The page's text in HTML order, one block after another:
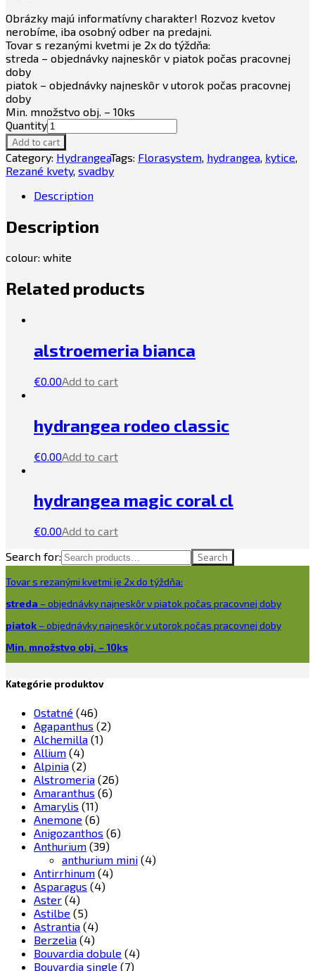
Obrázky majú informatívny charakter! Rozvoz kvetov
nerobíme, iba osobný odber na predajni.
Tovar s rezanými kvetmi je 2x do týždňa:
streda – objednávky najneskôr v piatok počas pracovnej
doby
piatok – objednávky najneskôr v utorok počas pracovnej
doby
Min. množstvo obj. – 10ks
Quantity
Add to cart
Category: HydrangeaTags: Florasystem, hydrangea, kytice,
Rezané kvety, svadby
Description
Description
colour: white
Related products
alstroemeria bianca
€0.00Add to cart
hydrangea rodeo classic
€0.00Add to cart
hydrangea magic coral cl
€0.00Add to cart
Search for:
Search
Tovar s rezanými kvetmi je 2x do týždňa:
streda – objednávky najneskôr v piatok počas pracovnej doby
piatok – objednávky najneskôr v utorok počas pracovnej doby
Min. množstvo obj. – 10ks
Kategórie produktov
Ostatné (46)
Agapanthus (2)
Alchemilla (1)
Allium (4)
Alpinia (2)
Alstromeria (26)
Amaranthus (6)
Amarylis (11)
Anemone (6)
Anigozanthos (6)
Anthurium (39)
anthurium mini (4)
Antirrhinum (4)
Asparagus (4)
Aster (4)
Astilbe (5)
Astrantia (4)
Berzelia (4)
Bouvardia dobule (4)
Bouvardia single (7)